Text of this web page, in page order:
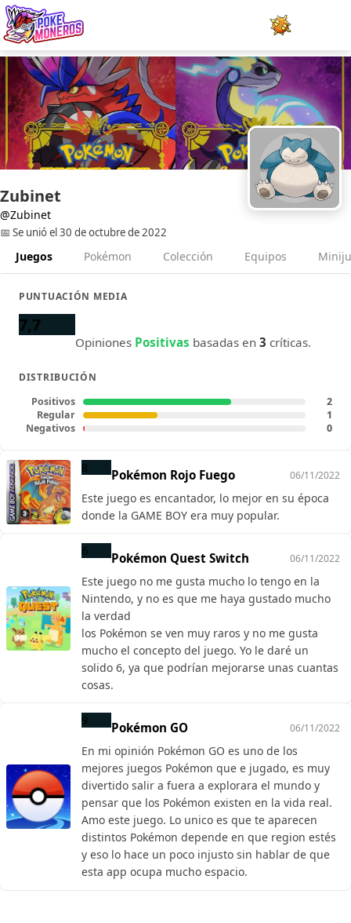
Juegos
Minijuegos
Pokédex
Tabla de Tipos
Naturalezas
Noticias
LOGIN
Zubinet
@Zubinet
📅 Se unió el 30 de octubre de 2022
Juegos Pokémon Colección Equipos
PUNTUACIÓN MEDIA
7,7
Opiniones Positivas basadas en 3 críticas.
DISTRIBUCIÓN
Positivos
2
Regular
1
Negativos
0
8 Pokémon Rojo Fuego 06/11/2022
Este juego es encantador, lo mejor en su época
donde la GAME BOY era muy popular.
6 Pokémon Quest Switch 06/11/2022
Este juego no me gusta mucho lo tengo en la
Nintendo, y no es que me haya gustado mucho
la verdad
los Pokémon se ven muy raros y no me gusta
mucho el concepto del juego. Yo le daré un
solido 6, ya que podrían mejorarse unas cuantas
cosas.
9 Pokémon GO 06/11/2022
En mi opinión Pokémon GO es uno de los
mejores juegos Pokémon que e jugado, es muy
divertido salir a fuera a explorara el mundo y
pensar que los Pokémon existen en la vida real.
Amo este juego. Lo unico es que te aparecen
distintos Pokémon depende en que region estés
y eso lo hace un poco injusto sin hablar de que
esta app ocupa mucho espacio.